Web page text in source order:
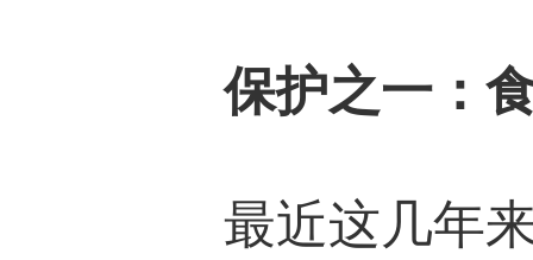
保护之一：
最近这几年来